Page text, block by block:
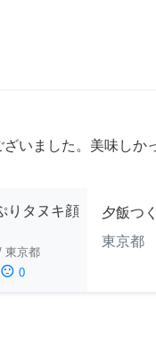
いました。美味しか
りタヌキ顔
東京都
sentiment_dissatisfied 0
夕飯つ
東京都